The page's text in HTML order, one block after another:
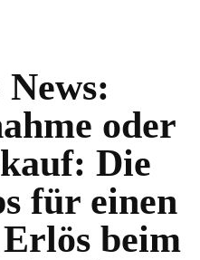
News:
oder
Die
für einen
beim